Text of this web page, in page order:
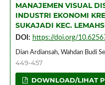
MANAJEMEN VISUAL
INDUSTRI EKONOMI
SUKAJADI KEC.
DOI: https://doi.org/
Dian Ardiansah, Wahdan Budi
449-457
DOWNLOAD/LIHAT